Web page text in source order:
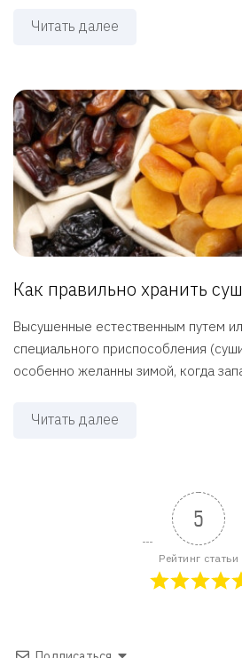
Читать далее
Как правильно хранить
Высушенные естественным путем
специального приспособления
особенно желанны зимой, когда
Читать далее
5
Рейтинг статьи